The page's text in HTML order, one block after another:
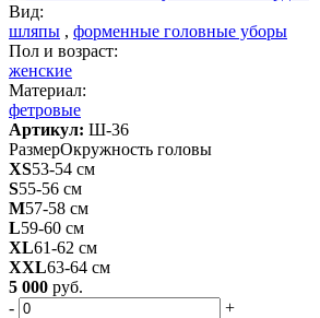
Вид:
шляпы , форменные головные уборы
Пол и возраст:
женские
Материал:
фетровые
Артикул: Ш-36
РазмерОкружность головы
XS53-54 см
S55-56 см
M57-58 см
L59-60 см
XL61-62 см
XXL63-64 см
5 000 руб.
-
+